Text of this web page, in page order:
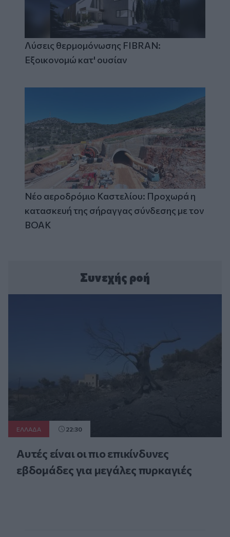
Λύσεις θερμομόνωσης FIBRAN:
Εξοικονομώ κατ' ουσίαν
Νέο αεροδρόμιο Καστελίου: Προχωρά η
κατασκευή της σήραγγας σύνδεσης με τον
ΒΟΑΚ
Συνεχής ροή
ΕΛΛAΔΑ 22:30
Αυτές είναι οι πιο επικίνδυνες
εβδομάδες για μεγάλες πυρκαγιές